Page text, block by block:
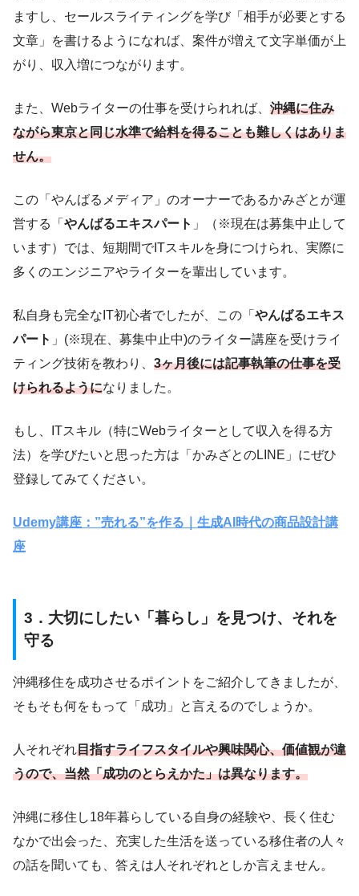
ますし、セールスライティングを学び「相手が必要とする
文章」を書けるようになれば、案件が増えて文字単価が上
がり、収入増につながります。
また、Webライターの仕事を受けられれば、 沖縄に住み
ながら東京と同じ水準で給料を得ることも難しくはありま
せん。
この「やんばるメディア」のオーナーであるかみざとが運
営する「 やんばるエキスパート 」（※現在は募集中止して
います）では、短期間でITスキルを身につけられ、実際に
多くのエンジニアやライターを輩出しています。
私自身も完全なIT初心者でしたが、この「 やんばるエキス
パート 」(※現在、募集中止中)のライター講座を受けライ
ティング技術を教わり、 3ヶ月後には記事執筆の仕事を受
けられるようになりました。
もし、ITスキル（特にWebライターとして収入を得る方
法）を学びたいと思った方は「かみざとのLINE」にぜひ
登録してみてください。
Udemy講座：”売れる”を作る｜生成AI時代の商品設計講
座
3．大切にしたい「暮らし」を見つけ、それを
守る
沖縄移住を成功させるポイントをご紹介してきましたが、
そもそも何をもって「成功」と言えるのでしょうか。
人それぞれ目指すライフスタイルや興味関心、価値観が違
うので、当然「成功のとらえかた」は異なります。
沖縄に移住し18年暮らしている自身の経験や、長く住む
なかで出会った、充実した生活を送っている移住者の人々
の話を聞いても、答えは人それぞれとしか言えません。